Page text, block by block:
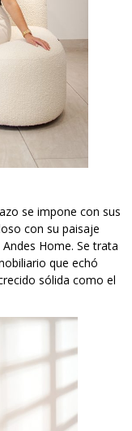
se impone con sus
con su paisaje
Home. Se trata
que echó
sólida como el